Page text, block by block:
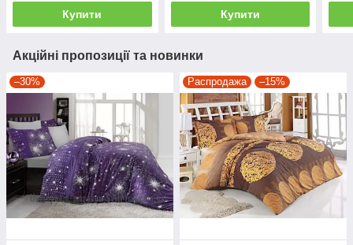
Купити Купити
Акційні пропозиції та новинки
–30% Распродажа –15%